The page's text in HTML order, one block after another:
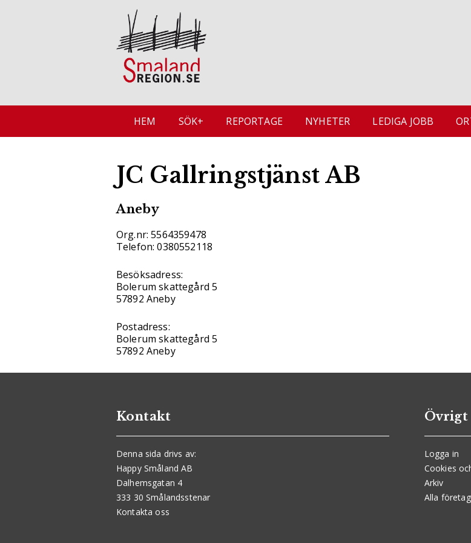
HEM SÖK+ REPORTAGE NYHETER LEDIGA JOBB
JC Gallringstjänst AB
Aneby
Org.nr: 5564359478
Telefon: 0380552118
Besöksadress:
Bolerum skattegård 5
57892 Aneby
Postadress:
Bolerum skattegård 5
57892 Aneby
Kontakt
Denna sida drivs av:
Happy Småland AB
Dalhemsgatan 4
333 30 Smålandsstenar
Kontakta oss
Övrigt
Logga in
Cookies
Arkiv
Alla företag